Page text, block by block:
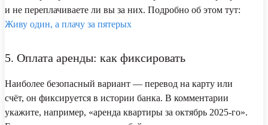
и не переплачиваете ли вы за них. Подробно об этом тут:
Живу один, а плачу за пятерых
5. Оплата аренды: как фиксировать
Наиболее безопасный вариант — перевод на карту или
счёт, он фиксируется в истории банка. В комментарии
укажите, например, «аренда квартиры за октябрь 2025-го».